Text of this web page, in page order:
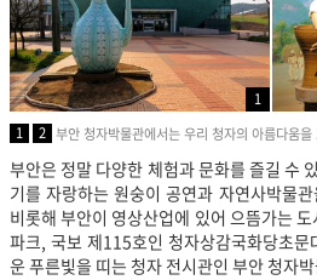
1
1
2 부안 청자박물관에서는 우리 청자의 아름다움을
부안은 정말 다양한 체험과 문화를 즐길 수
기를 자랑하는 원숭이 공연과 자연사박물
비롯해 부안이 영상산업에 있어 으뜸가는
파크, 국보 제115호인 청자상감국화당초문
운 푸른빛을 띠는 청자 전시관인 부안 청자